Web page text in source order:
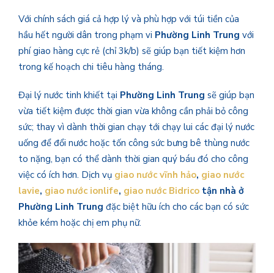
Với chính sách giá cả hợp lý và phù hợp với túi tiền của
hầu hết người dân trong phạm vi Phường Linh Trung với
phí giao hàng cực rẻ (chỉ 3k/b) sẽ giúp bạn tiết kiệm hơn
trong kế hoạch chi tiêu hàng tháng.
Đại lý nước tinh khiết tại Phường Linh Trung sẽ giúp bạn
vừa tiết kiệm được thời gian vừa không cần phải bỏ công
sức; thay vì dành thời gian chạy tới chạy lui các đại lý nước
uống để đổi nước hoặc tốn công sức bưng bê thùng nước
to nặng, bạn có thể dành thời gian quý báu đó cho công
việc có ích hơn. Dịch vụ giao nước vĩnh hảo, giao nước
lavie, giao nước ionlife, giao nước Bidrico tận nhà ở
Phường Linh Trung đặc biệt hữu ích cho các bạn có sức
khỏe kém hoặc chị em phụ nữ.